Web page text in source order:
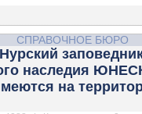
СПРАВОЧНОЕ БЮРО
наследия
на